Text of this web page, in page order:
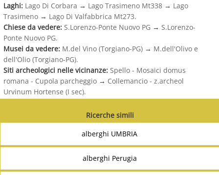
Laghi: Lago Di Corbara → Lago Trasimeno Mt338 → Lago
Trasimeno → Lago Di Valfabbrica Mt273.
Chiese da vedere: S.Lorenzo-Ponte Nuovo PG → S.Lorenzo-
Ponte Nuovo PG.
Musei da vedere: M.del Vino (Torgiano-PG) → M.dell'Olivo e
dell'Olio (Torgiano-PG).
Siti archeologici nelle vicinanze: Spello - Mosaici domus
romana - Cupola parcheggio → Collemancio - z.archeol
Urvinum Hortense (I sec).
Ricerche simili
alberghi UMBRIA
alberghi Perugia